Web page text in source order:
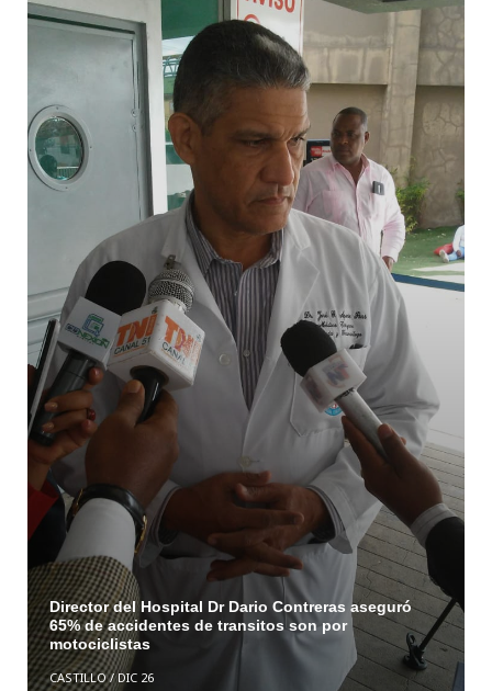
Director del Hospital Dr Dario Contreras aseguró
65% de accidentes de transitos son por
motociclistas
CASTILLO/DIC 26